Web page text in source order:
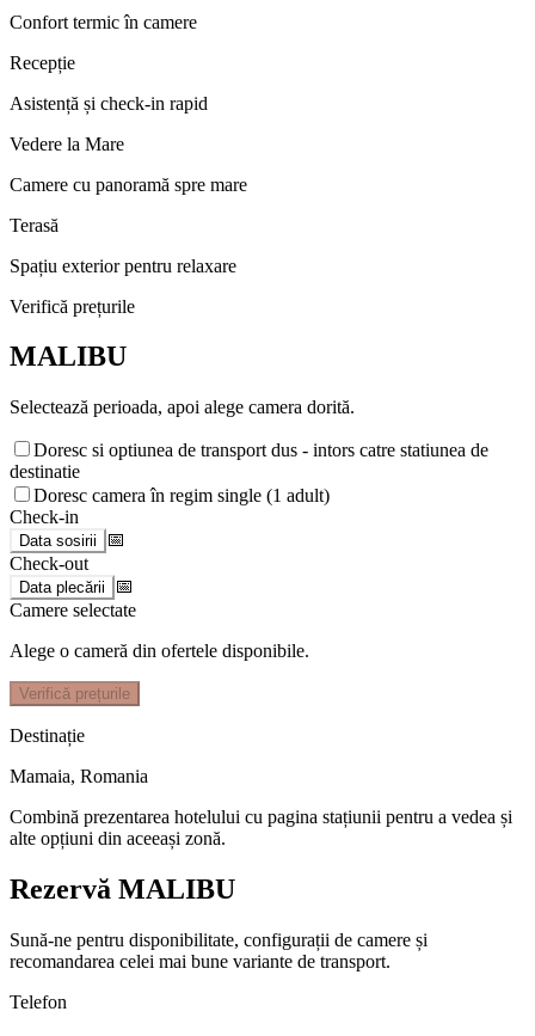
Confort termic în camere
Recepție
Asistență și check-in rapid
Vedere la Mare
Camere cu panoramă spre mare
Terasă
Spațiu exterior pentru relaxare
Verifică prețurile
MALIBU
Selectează perioada, apoi alege camera dorită.
Doresc si optiunea de transport dus - intors catre statiunea de
destinatie
Doresc camera în regim single (1 adult)
Check-in
Data sosirii
📅
Check-out
Data plecării
📅
Camere selectate
Alege o cameră din ofertele disponibile.
Verifică prețurile
Destinație
Mamaia, Romania
Combină prezentarea hotelului cu pagina stațiunii pentru a vedea și
alte opțiuni din aceeași zonă.
Rezervă MALIBU
Sună-ne pentru disponibilitate, configurații de camere și
recomandarea celei mai bune variante de transport.
Telefon